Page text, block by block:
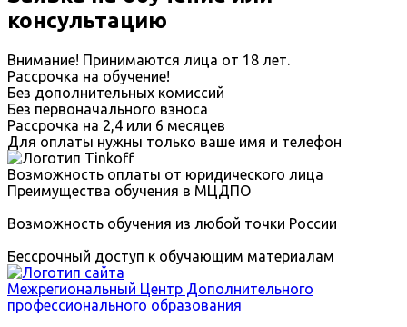
консультацию
Внимание! Принимаются лица от 18 лет.
Рассрочка на обучение!
Без дополнительных комиссий
Без первоначального взноса
Рассрочка на 2,4 или 6 месяцев
Для оплаты нужны только ваше имя и телефон
Возможность оплаты от юридического лица
Преимущества обучения в МЦДПО
Возможность обучения из любой точки России
Бессрочный доступ к обучающим материалам
Межрегиональный Центр Дополнительного
профессионального образования